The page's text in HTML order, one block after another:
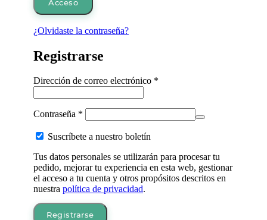
Acceso
¿Olvidaste la contraseña?
Registrarse
Dirección de correo electrónico *
Contraseña *
Suscríbete a nuestro boletín
Tus datos personales se utilizarán para procesar tu
pedido, mejorar tu experiencia en esta web, gestionar
el acceso a tu cuenta y otros propósitos descritos en
nuestra política de privacidad.
Registrarse